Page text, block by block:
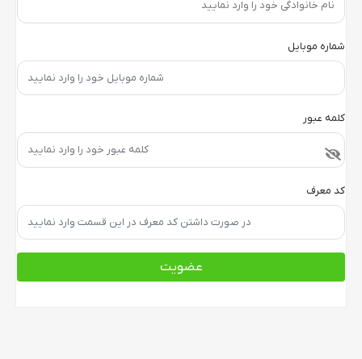
شماره موبایل
کلمه عبور
کد معرف
عضویت